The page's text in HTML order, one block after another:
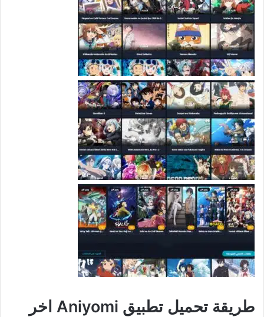
طريقة تحميل تطبيق Aniyomi اخر